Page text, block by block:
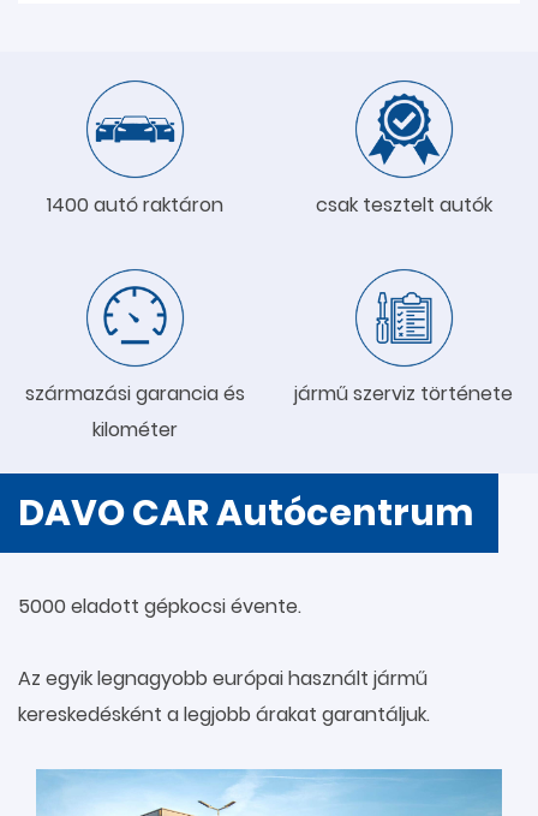
1400 autó raktáron csak tesztelt autók
származási garancia és
kilométer
jármű szerviz története
DAVO CAR Autócentrum
5000 eladott gépkocsi évente.
Az egyik legnagyobb európai használt jármű
kereskedésként a legjobb árakat garantáljuk.